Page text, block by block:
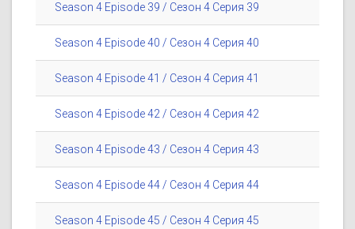
Season 4 Episode 39 / Сезон 4 Серия 39
Season 4 Episode 40 / Сезон 4 Серия 40
Season 4 Episode 41 / Сезон 4 Серия 41
Season 4 Episode 42 / Сезон 4 Серия 42
Season 4 Episode 43 / Сезон 4 Серия 43
Season 4 Episode 44 / Сезон 4 Серия 44
Season 4 Episode 45 / Сезон 4 Серия 45